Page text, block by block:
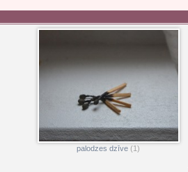
palodzes dzīve (1)